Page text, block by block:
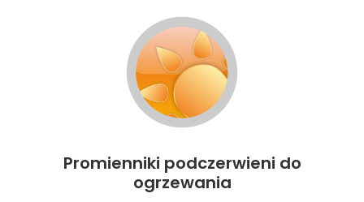
Promienniki podczerwieni do
ogrzewania